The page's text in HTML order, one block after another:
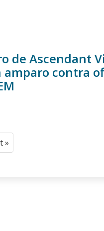
de Ascendant
contra
»